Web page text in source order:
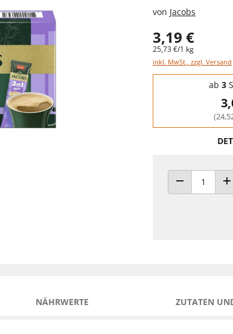
von Jacobs
3,19 €
25,73 €/1 kg
inkl. MwSt., zzgl. Versand
Staffelpreise -
ab 3
ANZAHL
NÄHRWERTE ZUTATEN